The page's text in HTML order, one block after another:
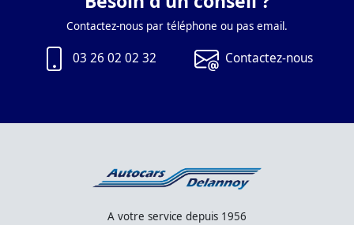
Contactez-nous par téléphone ou pas email.
03 26 02 02 32 Contactez-nous
A votre service depuis 1956